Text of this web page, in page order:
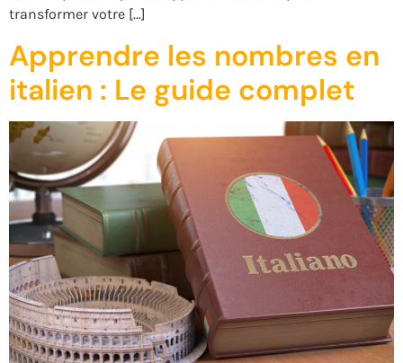
transformer votre […]
Apprendre les nombres en
italien : Le guide complet